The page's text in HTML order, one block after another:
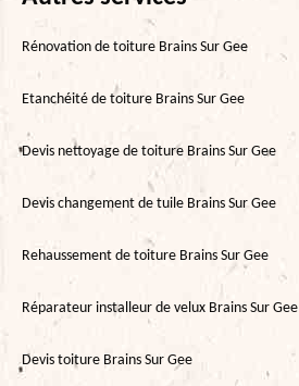
Rénovation de toiture Brains Sur Gee
Etanchéité de toiture Brains Sur Gee
Devis nettoyage de toiture Brains Sur Gee
Devis changement de tuile Brains Sur Gee
Rehaussement de toiture Brains Sur Gee
Réparateur installeur de velux Brains Sur Gee
Devis toiture Brains Sur Gee